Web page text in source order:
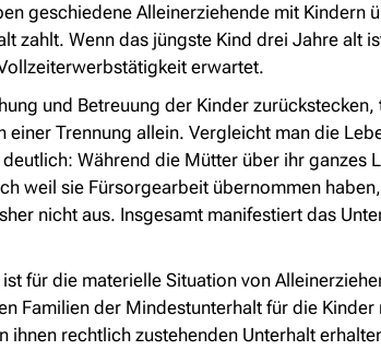
geschiedene Alleinerziehende mit Kindern
zahlt. Wenn das jüngste Kind drei Jahre alt
erwartet.
und Betreuung der Kinder
Trennung allein. Vergleicht man die
Während die Mütter über ihr ganzes
weil sie Fürsorgearbeit übernommen
nicht aus. Insgesamt manifestiert das
für die materielle Situation von
Familien der Mindestunterhalt für die
rechtlich zustehenden Unterhalt